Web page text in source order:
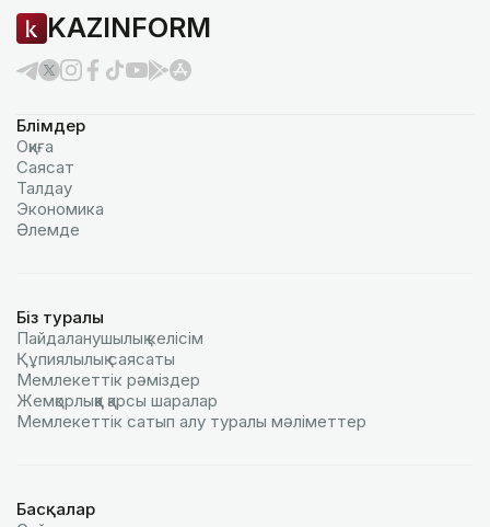
KAZINFORM
Бөлімдер
Оқиға
Саясат
Талдау
Экономика
Әлемде
Біз туралы
Пайдаланушылық келiciм
Құпиялылық саясаты
Мемлекеттік рәміздер
Жемқорлыққа қарсы шаралар
Мемлекеттік сатып алу туралы мәлiметтер
Басқалар